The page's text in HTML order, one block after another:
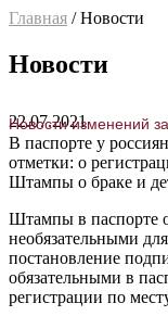
Главная / Новости
Новости
22.07.2021
Новости изменений
В паспорте у
отметки: о
Штампы о браке и
Штампы в паспорте о
необязательными
постановление
обязательными в
регистрации по